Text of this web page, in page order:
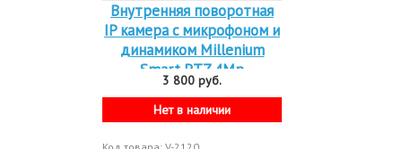
Внутренняя поворотная
IP камера с микрофоном и
динамиком Millenium
Smart PTZ 4Mp
3 800 руб.
Нет в наличии